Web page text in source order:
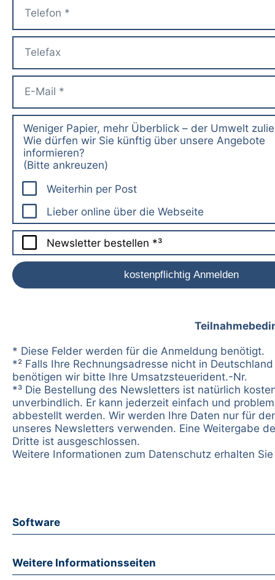
Weniger Papier, mehr Überblick – der Umwelt
Wie dürfen wir Sie künftig über unsere Angebote
informieren?
(Bitte ankreuzen)
Weiterhin per Post
Lieber online über die Webseite
Newsletter bestellen *³
* Diese Felder werden für die Anmeldung benötigt.
*² Falls Ihre Rechnungsadresse nicht in
benötigen wir bitte Ihre Umsatzsteuerident.-Nr.
*³ Die Bestellung des Newsletters ist natürlich
unverbindlich. Er kann jederzeit einfach und
abbestellt werden. Wir werden Ihre Daten nur für
unseres Newsletters verwenden. Eine Weitergabe
Dritte ist ausgeschlossen.
Weitere Informationen zum Datenschutz erhalten
Software
Weitere Informationsseiten